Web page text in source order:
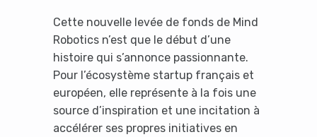
Cette nouvelle levée de fonds de Mind
Robotics n’est que le début d’une
histoire qui s’annonce passionnante.
Pour l’écosystème startup français et
européen, elle représente à la fois une
source d’inspiration et une incitation à
accélérer ses propres initiatives en